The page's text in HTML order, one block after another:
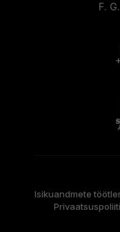
F.
Isikuandmete